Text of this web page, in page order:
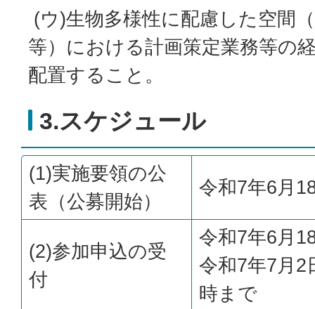
(ウ)生物多様性に配慮した空間
等）における計画策定業務等の
配置すること。
3.スケジュール
(1)実施要領の公
表（公募開始）
令和7年6月
(2)参加申込の受
付
令和7年6月
令和7年7月2
時まで